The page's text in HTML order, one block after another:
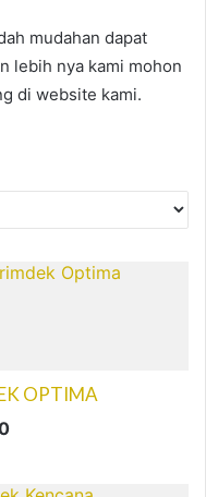
mudahan dapat
lebih nya kami mohon
di website kami.
OPTIMA